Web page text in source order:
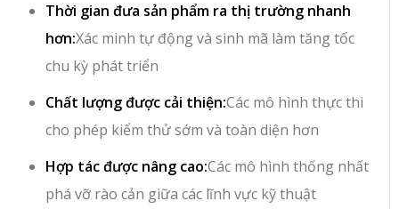
Thời gian đưa sản phẩm ra thị trường nhanh
hơn:Xác minh tự động và sinh mã làm tăng tốc
chu kỳ phát triển
Chất lượng được cải thiện:Các mô hình thực thi
cho phép kiểm thử sớm và toàn diện hơn
Hợp tác được nâng cao:Các mô hình thống nhất
phá vỡ rào cản giữa các lĩnh vực kỹ thuật